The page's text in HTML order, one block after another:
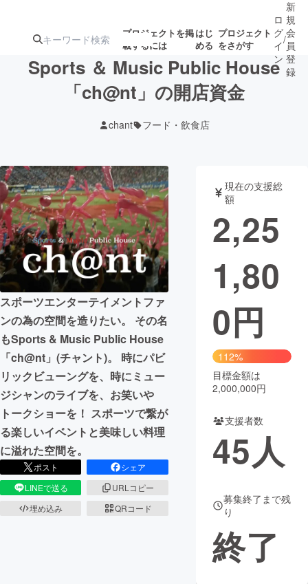
プロジェクトを掲
載するには
はじ
める
プロジェクト
をさがす
ジェクト
募集終了が近いプ
ロジェクト
アート・写真 音楽
テクノロジー・ガジェット ゲーム・サ
映像・映画
ビジネス・起業
まちづくり・地域活性化
CAMPFIRE for Social Good
CAMPFIRE Creation
CAMPFIREふるさと納税
コミュニティ
ロ
グ
イ
ン
/
新
規
会
員
登
録
Sports ＆ Music Public House
「ch@nt」の開店資金
chant フード・飲食店
スポーツエンターテイメントファ
ンの為の空間を造りたい。 その名
もSports & Music Public House
「ch@nt」(チャント)。 時にパビ
リックビューングを、時にミュー
ジシャンのライブを、お笑いや
トークショーを！ スポーツで繋が
る楽しいイベントと美味しい料理
に溢れた空間を。
ポスト
シェア
LINEで送る
URLコピー
埋め込み
QRコード
現在の支援総
額
2,25
1,80
0円
112%
目標金額は
2,000,000円
支援者数
45人
募集終了まで残
り
終了